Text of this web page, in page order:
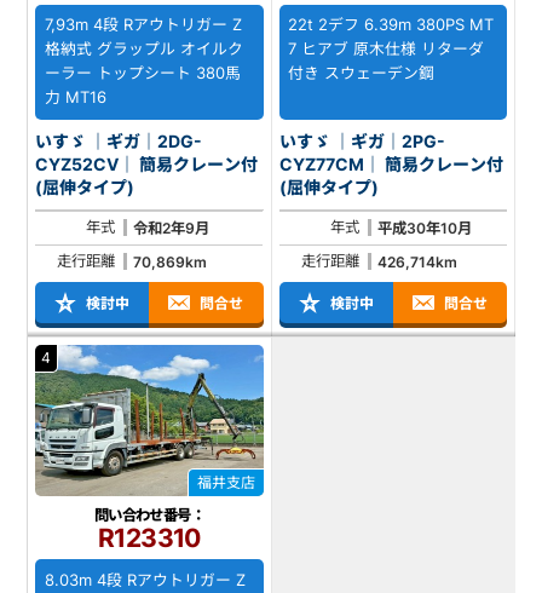
7,93m 4段 Rアウトリガー Z
格納式 グラップル オイルク
ーラー トップシート 380馬
力 MT16
いすゞ ｜ギガ｜2DG-
CYZ52CV｜ 簡易クレーン付
(屈伸タイプ)
年式
令和2年9月
走行距離
70,869km
検討中 問合せ
22t 2デフ 6.39m 380PS MT
7 ヒアブ 原木仕様 リターダ
付き スウェーデン鋼
いすゞ ｜ギガ｜2PG-
CYZ77CM｜ 簡易クレーン付
(屈伸タイプ)
年式
平成30年10月
走行距離
426,714km
検討中 問合せ
4
福井支店
問い合わせ番号：
R123310
8.03m 4段 Rアウトリガー Z